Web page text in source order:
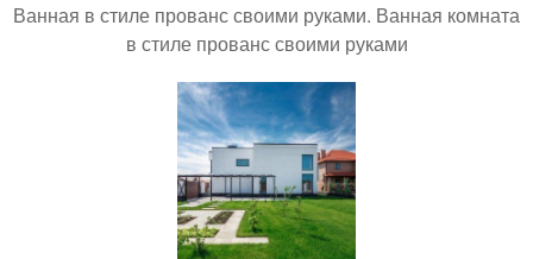
Ванная в стиле прованс своими руками. Ванная комната
в стиле прованс своими руками